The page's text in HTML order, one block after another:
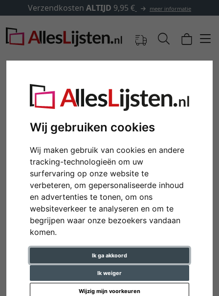
Wij gebruiken cookies
Wij maken gebruik van cookies en andere
tracking-technologieën om uw
surfervaring op onze website te
verbeteren, om gepersonaliseerde inhoud
en advertenties te tonen, om ons
websiteverkeer te analyseren en om te
begrijpen waar onze bezoekers vandaan
komen.
Ik ga akkoord
Ik weiger
Wijzig mijn voorkeuren
Verzendkosten ALTIJD 9,95 € meer informatie
Terug